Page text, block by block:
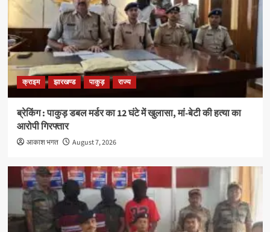
क्राइम झारखण्ड पाकुड़ राज्य
ब्रेकिंग : पाकुड़ डबल मर्डर का 12 घंटे में खुलासा, मां-बेटी की हत्या का
आरोपी गिरफ्तार
आकाश भगत August 7, 2026